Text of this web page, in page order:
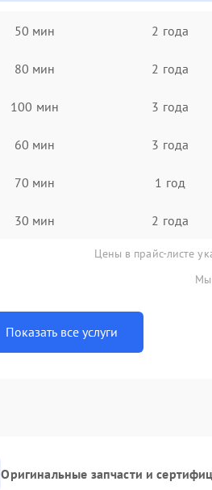
50 мин 2 года
80 мин 2 года
100 мин 3 года
60 мин 3 года
70 мин 1 год
30 мин 2 года
Цены в прайс-листе
Мы
Показать все услуги
Оригинальные запчасти и